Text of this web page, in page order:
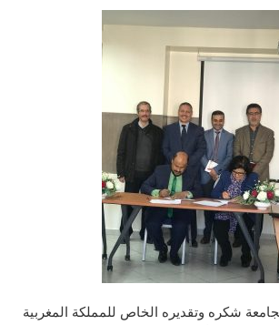
شكره وتقديره الخاص للمملكة المغربية